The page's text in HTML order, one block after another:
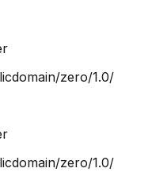
zero/1.0/
zero/1.0/